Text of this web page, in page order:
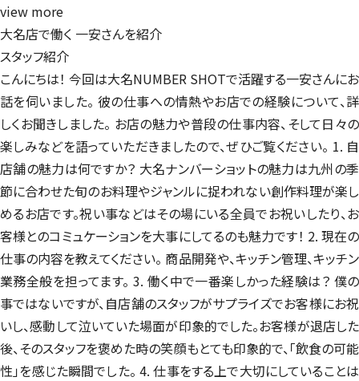
view more
大名店で働く 一安さんを紹介
スタッフ紹介
こんにちは！ 今回は大名NUMBER SHOTで活躍する一安さんにお
話を伺いました。 彼の仕事への情熱やお店での経験について、詳
しくお聞きしました。 お店の魅力や普段の仕事内容、そして日々の
楽しみなどを語っていただきましたので、ぜひご覧ください。 1. 自
店舗の魅力は何ですか？ 大名ナンバーショットの魅力は九州の季
節に合わせた旬のお料理やジャンルに捉われない創作料理が楽し
めるお店です。祝い事などはその場にいる全員でお祝いしたり、お
客様とのコミュケーションを大事にしてるのも魅力です！ 2. 現在の
仕事の内容を教えてください。 商品開発や、キッチン管理、キッチン
業務全般を担ってます。 3. 働く中で一番楽しかった経験は？ 僕の
事ではないですが、自店舗のスタッフがサプライズでお客様にお祝
いし、感動して泣いていた場面が印象的でした。お客様が退店した
後、そのスタッフを褒めた時の笑顔もとても印象的で、「飲食の可能
性」を感じた瞬間でした。 4. 仕事をする上で大切にしていることは